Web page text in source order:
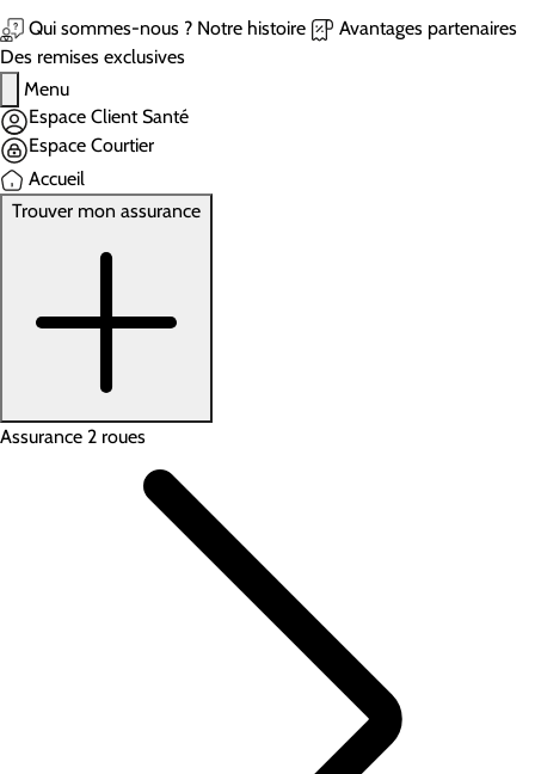
Qui sommes-nous ? Notre histoire
Avantages partenaires
Des remises exclusives
Menu
Espace Client Santé
Espace Courtier
Accueil
Trouver mon assurance
Assurance 2 roues